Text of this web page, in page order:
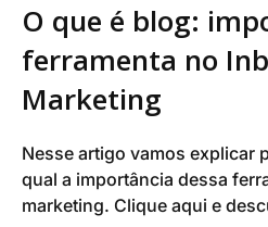
O que é blog:
ferramenta no
Marketing
Nesse artigo vamos explicar
qual a importância dessa
marketing. Clique aqui e